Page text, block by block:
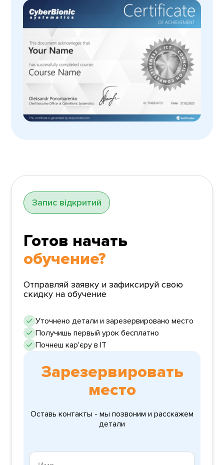
Запис відкритий
Готов начать
обучение?
Отправляй заявку и зафиксируй свою
скидку на обучение
Уточнено детали и зарезервировано место
Получишь первый урок бесплатно
Почнеш кар'єру в ІТ
Зарезервировать
место
Оставь контакты - мы позвоним и расскажем
детали